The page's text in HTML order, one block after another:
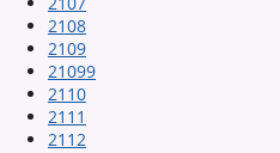
2108
2109
21099
2110
2111
2112